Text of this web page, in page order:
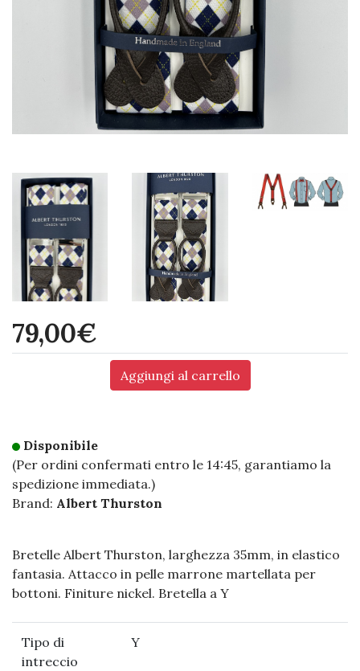
79,00€
Disponibile
(Per ordini confermati entro le 14:45, garantiamo la
spedizione immediata.)
Brand: Albert Thurston
Bretelle Albert Thurston, larghezza 35mm, in elastico
fantasia. Attacco in pelle marrone martellata per
bottoni. Finiture nickel. Bretella a Y
Tipo di
intreccio
Y